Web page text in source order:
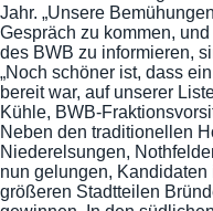
Jahr. „Unsere
Gespräch zu kommen,
des BWB zu informieren,
„Noch schöner ist, dass
bereit war, auf unserer
Kühle, BWB-
Neben den traditionellen
Niederelsungen,
nun gelungen,
größeren Stadtteilen